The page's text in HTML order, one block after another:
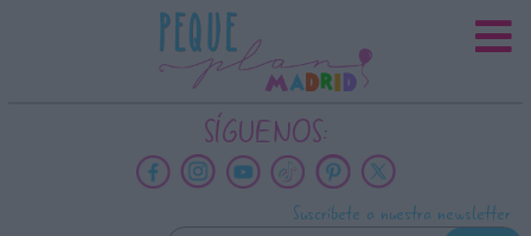
SÍGUENOS:
Suscríbete a nuestra newsletter
INFORMACION SOBRE LA
PROTECCIÓN DE TUS DATOS
Datos tratados: